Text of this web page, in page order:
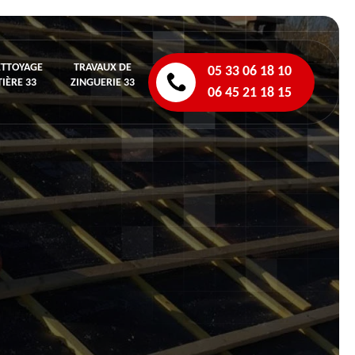
33
TRAVAUX DE
ZINGUERIE 33
05 33 06 18 10
06 45 21 18 15